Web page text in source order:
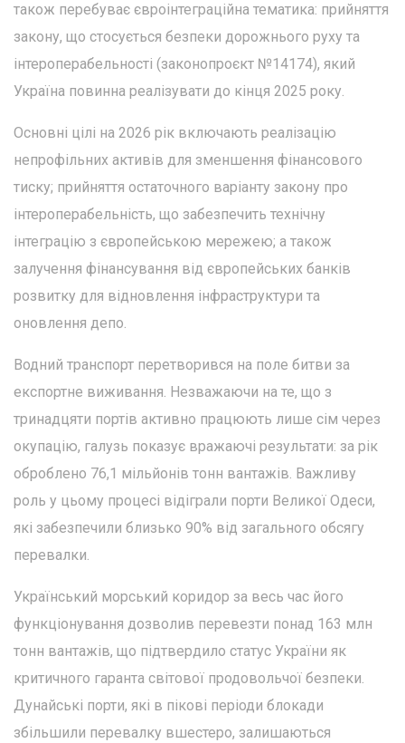
також перебуває євроінтеграційна тематика: прийняття
закону, що стосується безпеки дорожнього руху та
інтероперабельності (законопроєкт №14174), який
Україна повинна реалізувати до кінця 2025 року.
Основні цілі на 2026 рік включають реалізацію
непрофільних активів для зменшення фінансового
тиску; прийняття остаточного варіанту закону про
інтероперабельність, що забезпечить технічну
інтеграцію з європейською мережею; а також
залучення фінансування від європейських банків
розвитку для відновлення інфраструктури та
оновлення депо.
Водний транспорт перетворився на поле битви за
експортне виживання. Незважаючи на те, що з
тринадцяти портів активно працюють лише сім через
окупацію, галузь показує вражаючі результати: за рік
оброблено 76,1 мільйонів тонн вантажів. Важливу
роль у цьому процесі відіграли порти Великої Одеси,
які забезпечили близько 90% від загального обсягу
перевалки.
Український морський коридор за весь час його
функціонування дозволив перевезти понад 163 млн
тонн вантажів, що підтвердило статус України як
критичного гаранта світової продовольчої безпеки.
Дунайські порти, які в пікові періоди блокади
збільшили перевалку вшестеро, залишаються